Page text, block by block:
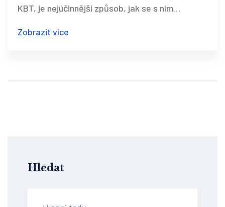
KBT, je nejúčinnější způsob, jak se s ním
nejde zvládnout sama.
Zobrazit více
Hledat